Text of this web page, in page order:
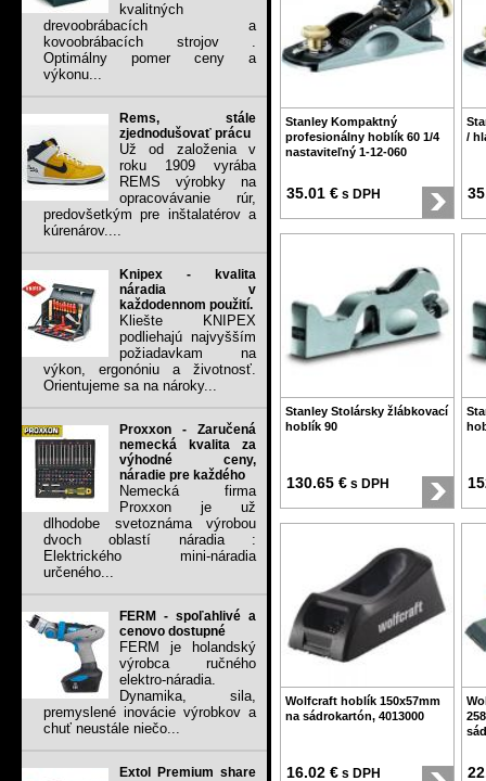
kvalitných
drevoobrábacích a
kovoobrábacích strojov .
Optimálny pomer ceny a
výkonu...
Rems, stále
zjednodušovať prácu
Už od založenia v
roku 1909 vyrába
REMS výrobky na
opracovávanie rúr,
predovšetkým pre inštalatérov a
kúrenárov....
Knipex - kvalita
náradia v
každodennom použití.
Kliešte KNIPEX
podliehajú najvyšším
požiadavkam na
výkon, ergonóniu a životnosť.
Orientujeme sa na nároky...
Proxxon - Zaručená
nemecká kvalita za
výhodné ceny,
náradie pre každého
Nemecká firma
Proxxon je už
dlhodobe svetoznáma výrobou
dvoch oblastí náradia :
Elektrického mini-náradia
určeného...
FERM - spoľahlivé a
cenovo dostupné
FERM je holandský
výrobca ručného
elektro-náradia.
Dynamika, sila,
premyslené inovácie výrobkov a
chuť neustále niečo...
Extol Premium share
Stanley Kompaktný
profesionálny hoblík 60 1/4
nastaviteľný 1-12-060
35.01 € s DPH
/
Stanley Stolársky žlábkovací
hoblík 90
130.65 € s DPH
Wolfcraft hoblík 150x57mm
na sádrokartón, 4013000
16.02 € s DPH